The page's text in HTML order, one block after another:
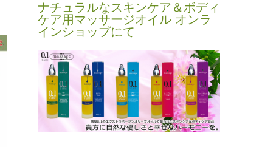
ナチュラルなスキンケア＆ボディ
ケア用マッサージオイル オンラ
インショップにて